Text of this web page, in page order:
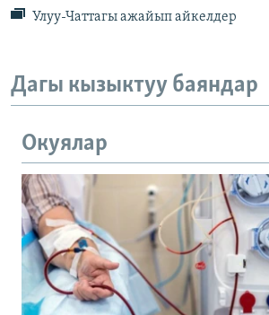
Улуу-Чаттагы ажайып айкелдер
Дагы кызыктуу баяндар
Окуялар